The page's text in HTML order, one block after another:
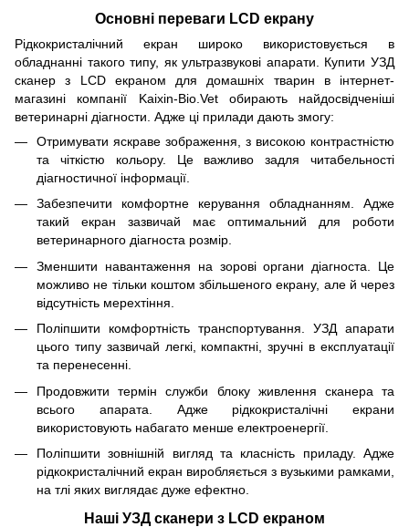
Основні переваги LCD екрану
Рідкокристалічний екран широко використовується в
обладнанні такого типу, як ультразвукові апарати. Купити УЗД
сканер з LCD екраном для домашніх тварин в інтернет-
магазині компанії Kaixin-Bio.Vet обирають найдосвідченіші
ветеринарні діагности. Адже ці прилади дають змогу:
Отримувати яскраве зображення, з високою контрастністю
та чіткістю кольору. Це важливо задля читабельності
діагностичної інформації.
Забезпечити комфортне керування обладнанням. Адже
такий екран зазвичай має оптимальний для роботи
ветеринарного діагноста розмір.
Зменшити навантаження на зорові органи діагноста. Це
можливо не тільки коштом збільшеного екрану, але й через
відсутність мерехтіння.
Поліпшити комфортність транспортування. УЗД апарати
цього типу зазвичай легкі, компактні, зручні в експлуатації
та перенесенні.
Продовжити термін служби блоку живлення сканера та
всього апарата. Адже рідкокристалічні екрани
використовують набагато менше електроенергії.
Поліпшити зовнішній вигляд та класність приладу. Адже
рідкокристалічний екран виробляється з вузькими рамками,
на тлі яких виглядає дуже ефектно.
Наші УЗД сканери з LCD екраном